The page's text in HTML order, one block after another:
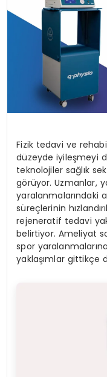
Fizik tedavi ve
düzeyde iyileşmeyi
teknolojiler sağlık
görüyor. Uzmanlar,
yaralanmalarındaki
süreçlerinin
rejeneratif tedavi
belirtiyor. Ameliyat
spor
yaklaşımlar gittikçe